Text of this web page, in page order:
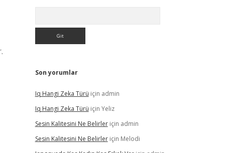
Son yorumlar
Iq Hangi Zeka Türü için admin
Iq Hangi Zeka Türü için Yeliz
Sesin Kalitesini Ne Belirleriçin admin
Sesin Kalitesini Ne Belirleriçin Melodi